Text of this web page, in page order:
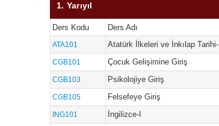
1. Yarıyıl
Ders Kodu Ders Adı
ATA101 Atatürk İlkeleri ve İnkılap Tarihi-I
CGB101 Çocuk Gelişimine Giriş
CGB103 Psikolojiye Giriş
CGB105 Felsefeye Giriş
ING101 İngilizce-I